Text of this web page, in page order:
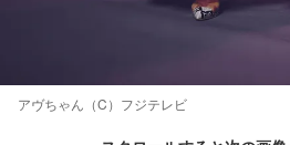
アヴちゃん（C）フジテレビ